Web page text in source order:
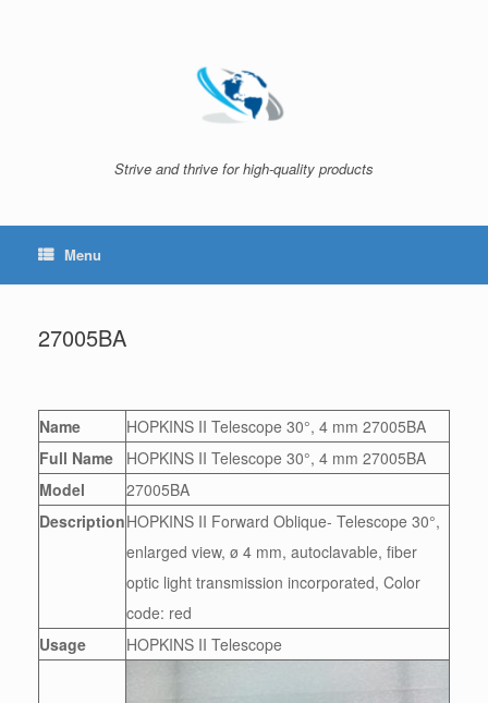
Strive and thrive for high-quality products
Menu
27005BA
Name
HOPKINS II Telescope 30°, 4 mm 27005BA
Full Name
HOPKINS II Telescope 30°, 4 mm 27005BA
Model
27005BA
DescriptionHOPKINS II Forward Oblique- Telescope 30°,
enlarged view, ø 4 mm, autoclavable, fiber
optic light transmission incorporated, Color
code: red
Usage
HOPKINS II Telescope